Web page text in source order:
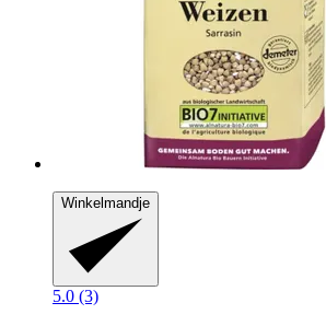
Winkelmandje
5.0 (3)